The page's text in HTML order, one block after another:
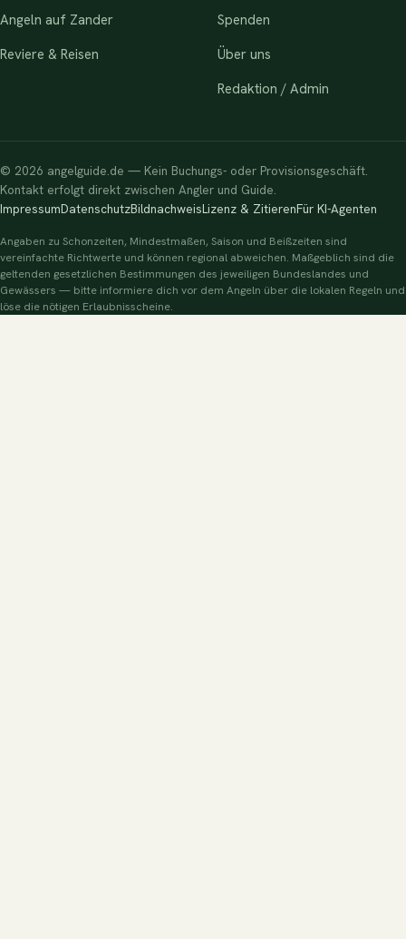
Angeln auf Zander
Reviere & Reisen
Spenden
Über uns
Redaktion / Admin
© 2026 angelguide.de — Kein Buchungs- oder Provisionsgeschäft.
Kontakt erfolgt direkt zwischen Angler und Guide.
ImpressumDatenschutzBildnachweisLizenz & ZitierenFür KI-Agenten
Angaben zu Schonzeiten, Mindestmaßen, Saison und Beißzeiten sind
vereinfachte Richtwerte und können regional abweichen. Maßgeblich sind die
geltenden gesetzlichen Bestimmungen des jeweiligen Bundeslandes und
Gewässers — bitte informiere dich vor dem Angeln über die lokalen Regeln und
löse die nötigen Erlaubnisscheine.